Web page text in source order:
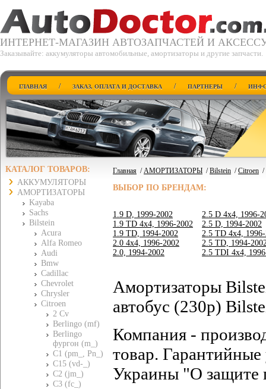
ИНТЕРНЕТ-МАГАЗИН АВТОЗАПЧАСТЕЙ И
Заказывайте: аккумуляторы автомобильные, амортизаторы и другие запчасти.
ГЛАВНАЯ / ЗАКАЗ, ОПЛАТА И ДОСТАВКА / ПАРТНЕРЫ /
КАТАЛОГ ТОВАРОВ:
АККУМУЛЯТОРЫ
АМОРТИЗАТОРЫ
Kayaba
Sachs
Bilstein
Acura
Alfa Romeo
Audi
Bmw
Cadillac
Chevrolet
Chrysler
Citroen
2 Cv
Berlingo (mf)
Berlingo
фургон (m_)
C1 (pm_, Pn_)
C15 (vd-_)
C2 (jm_)
C3 (fc_)
Главная /АМОРТИЗАТОРЫ /Bilstein /Citroen /
ВЫБОР ПО БРЕНДАМ:
1.9 D, 1999-2002
1.9 TD 4x4, 1996-2002
1.9 TD, 1994-2002
2.0 4x4, 1996-2002
2.0, 1994-2002
2.5 D 4x4, 1996-
2.5 D, 1994-2002
2.5 TD 4x4,
2.5 TD, 1994-
2.5 TDI 4x4,
Амортизаторы
автобус (230p)
Компания -
товар. Гарантийные
Украины "О защите